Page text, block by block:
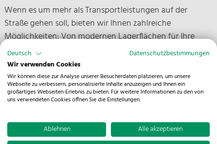
Wenn es um mehr als Transportleistungen auf der
Straße gehen soll, bieten wir Ihnen zahlreiche
Möglichkeiten: Von modernen Lagerflächen für Ihre
Produktionsüberschüsse über effiziente
Kommissionierung und Palettierung bis hin zu
eingehender Logistikberatung auf Augenhöhe erhalten
Sie bei uns Ihre Logistiklösung aus einer Hand.
Deutsch
Datenschutzbestimmungen
Wir verwenden Cookies
Wir können diese zur Analyse unserer Besucherdaten platzieren, um unsere
Webseite zu verbessern, personalisierte Inhalte anzuzeigen und Ihnen ein
großartiges Webseiten-Erlebnis zu bieten. Für weitere Informationen zu den von
uns verwendeten Cookies öffnen Sie die Einstellungen.
Ablehnen
Alle akzeptieren